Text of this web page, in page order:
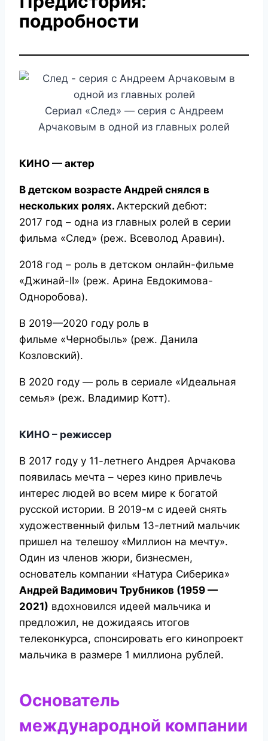
подробности
Сериал «След» — серия с Андреем
Арчаковым в одной из главных ролей
КИНО — актер
В детском возрасте Андрей снялся в
нескольких ролях. Актерский дебют:
2017 год – одна из главных ролей в серии
фильма «След» (реж. Всеволод Аравин).
2018 год – роль в детском онлайн-фильме
«Джинай-II» (реж. Арина Евдокимова-
Одноробова).
В 2019—2020 году роль в
фильме «Чернобыль» (реж. Данила
Козловский).
В 2020 году — роль в сериале «Идеальная
семья» (реж. Владимир Котт).
КИНО – режиссер
В 2017 году у 11-летнего Андрея Арчакова
появилась мечта – через кино привлечь
интерес людей во всем мире к богатой
русской истории. В 2019-м с идеей снять
художественный фильм 13-летний мальчик
пришел на телешоу «Миллион на мечту».
Один из членов жюри, бизнесмен,
основатель компании «Натура Сиберика»
Андрей Вадимович Трубников (1959 —
2021) вдохновился идеей мальчика и
предложил, не дожидаясь итогов
телеконкурса, спонсировать его кинопроект
мальчика в размере 1 миллиона рублей.
Основатель
международной компании